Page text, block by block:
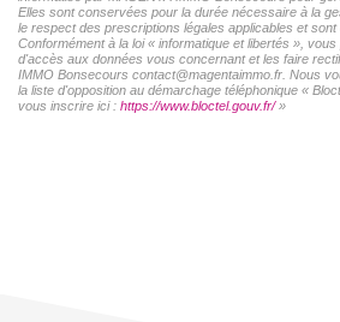
Elles sont conservées pour la durée nécessaire à la
le respect des prescriptions légales applicables et
Conformément à la loi « informatique et libertés »,
d'accès aux données vous concernant et les faire
IMMO Bonsecours contact@magentaimmo.fr. Nous
la liste d'opposition au démarchage téléphonique «
vous inscrire ici : https://www.bloctel.gouv.fr/»